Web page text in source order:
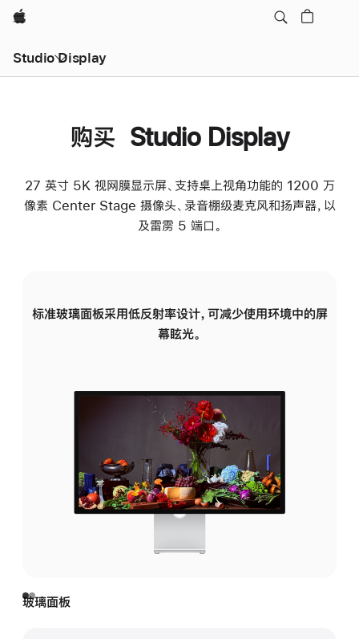
Apple
Studio Display
购买 Studio Display
27 英寸 5K 视网膜显示屏、支持桌上视角功能的 1200 万
像素 Center Stage 摄像头、录音棚级麦克风和扬声器，以
及雷雳 5 端口。
标准玻璃面板采用低反射率设计，可减少使用环境中的屏
幕眩光。
玻璃面板